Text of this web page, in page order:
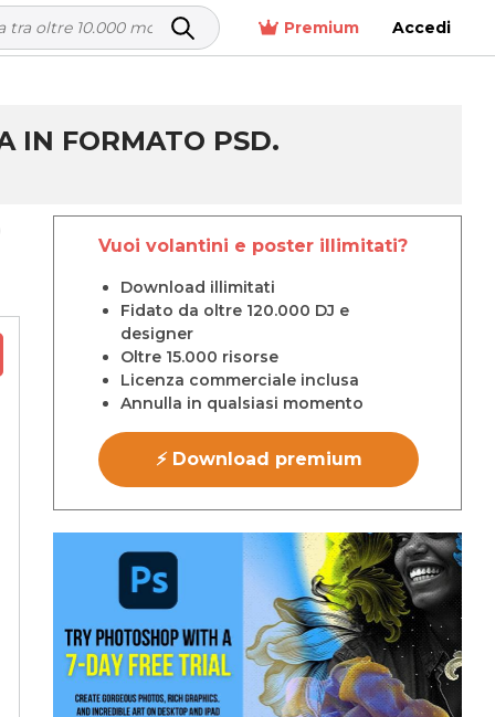
Premium Accedi
IN FORMATO PSD.
Vuoi volantini e poster illimitati?
Download illimitati
Fidato da oltre 120.000 DJ e
designer
Oltre 15.000 risorse
Licenza commerciale inclusa
Annulla in qualsiasi momento
⚡ Download premium